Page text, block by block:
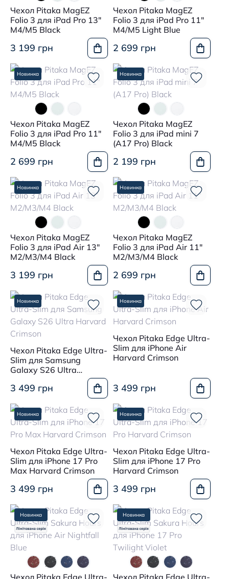
Чехол Pitaka MagEZ
Folio 3 для iPad Pro 13"
M4/M5 Black
3 199 грн
Чехол Pitaka MagEZ
Folio 3 для iPad Pro 11"
M4/M5 Light Blue
2 699 грн
Новинка
Чехол Pitaka MagEZ
Folio 3 для iPad Pro 11"
M4/M5 Black
2 699 грн
Новинка
Чехол Pitaka MagEZ
Folio 3 для iPad mini 7
(A17 Pro) Black
2 199 грн
Новинка
Чехол Pitaka MagEZ
Folio 3 для iPad Air 13"
M2/M3/M4 Black
3 199 грн
Новинка
Чехол Pitaka MagEZ
Folio 3 для iPad Air 11"
M2/M3/M4 Black
2 699 грн
Новинка
Чехол Pitaka Edge Ultra-
Slim для Samsung
Galaxy S26 Ultra
3 499 грн
Новинка
Чехол Pitaka Edge Ultra-
Slim для iPhone Air
Harvard Crimson
3 499 грн
Новинка
Чехол Pitaka Edge Ultra-
Slim для iPhone 17 Pro
Max Harvard Crimson
3 499 грн
Новинка
Чехол Pitaka Edge Ultra-
Slim для iPhone 17 Pro
Harvard Crimson
3 499 грн
Новинка
Чехол Pitaka Edge Ultra-
Новинка
Чехол Pitaka Edge Ultra-